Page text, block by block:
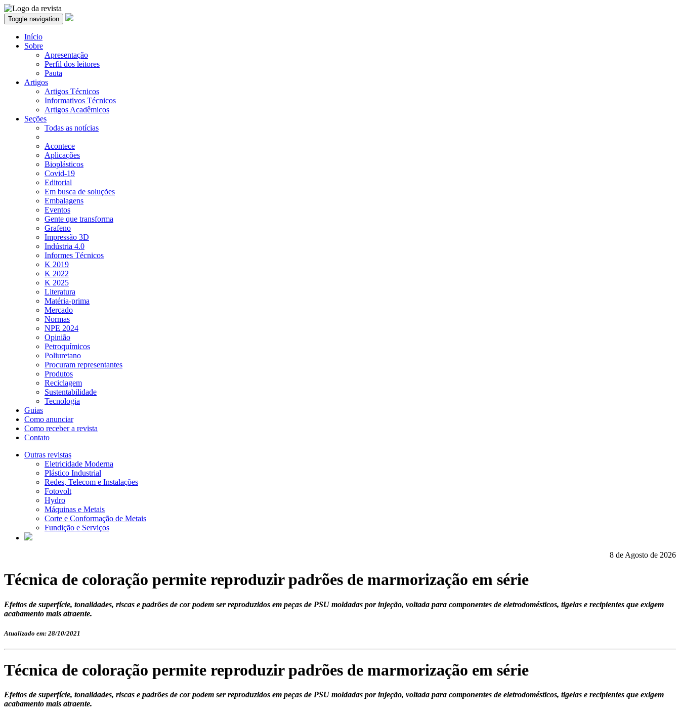
Toggle navigation
Início
Sobre
Apresentação
Perfil dos leitores
Pauta
Artigos
Artigos Técnicos
Informativos Técnicos
Artigos Acadêmicos
Seções
Todas as notícias
Acontece
Aplicações
Bioplásticos
Covid-19
Editorial
Em busca de soluções
Embalagens
Eventos
Gente que transforma
Grafeno
Impressão 3D
Indústria 4.0
Informes Técnicos
K 2019
K 2022
K 2025
Literatura
Matéria-prima
Mercado
Normas
NPE 2024
Opinião
Petroquímicos
Poliuretano
Procuram representantes
Produtos
Reciclagem
Sustentabilidade
Tecnologia
Guias
Como anunciar
Como receber a revista
Contato
Outras revistas
Eletricidade Moderna
Plástico Industrial
Redes, Telecom e Instalações
Fotovolt
Hydro
Máquinas e Metais
Corte e Conformação de Metais
Fundição e Serviços
8 de Agosto de 2026
Técnica de coloração permite reproduzir padrões de marmorização em série
Efeitos de superfície, tonalidades, riscas e padrões de cor podem ser reproduzidos em peças de PSU moldadas por injeção, voltada para componentes de eletrodomésticos, tigelas e recipientes que exigem
acabamento mais atraente.
Atualizado em: 28/10/2021
Técnica de coloração permite reproduzir padrões de marmorização em série
Efeitos de superfície, tonalidades, riscas e padrões de cor podem ser reproduzidos em peças de PSU moldadas por injeção, voltada para componentes de eletrodomésticos, tigelas e recipientes que exigem
acabamento mais atraente.